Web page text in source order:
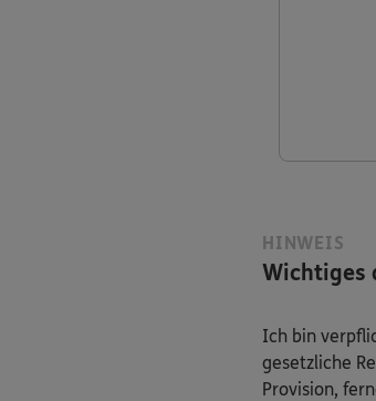
HINWEIS
Wichtiges
Ich bin
gesetzliche
Provision,